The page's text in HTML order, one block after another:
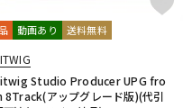
Universal Audio
VI Labs
VIENNA
Labs
WaveDNA
動画あり 送料無料
Studio Producer UPG fro
8Track(アップグレード版)(代引